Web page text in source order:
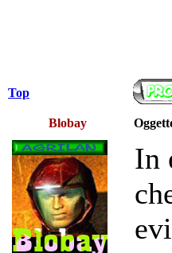
Top
Blobay
In